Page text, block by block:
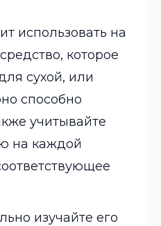
использовать на
которое
сухой, или
способно
учитывайте
на каждой
изучайте его